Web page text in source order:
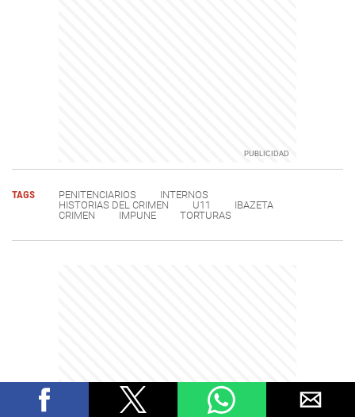
TAGS PENITENCIARIOS
INTERNOS
HISTORIAS DEL CRIMEN
U11
IBAZETA
CRIMEN
IMPUNE TORTURAS